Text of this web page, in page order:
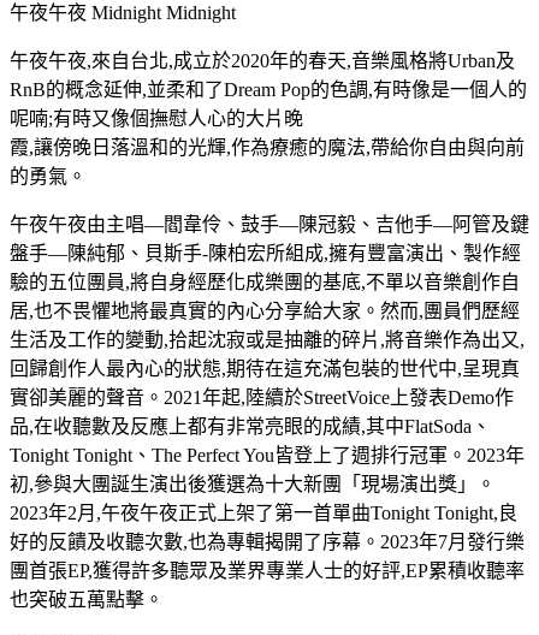
午夜午夜 Midnight Midnight
午夜午夜,來自台北,成立於2020年的春天,音樂風格將Urban及
RnB的概念延伸,並柔和了Dream Pop的色調,有時像是一個人的
呢喃;有時又像個撫慰人心的大片晚
霞,讓傍晚日落溫和的光輝,作為療癒的魔法,帶給你自由與向前
的勇氣。
午夜午夜由主唱—閻韋伶、鼓手—陳冠毅、吉他手—阿管及鍵
盤手—陳純郁、貝斯手-陳柏宏所組成,擁有豐富演出、製作經
驗的五位團員,將自身經歷化成樂團的基底,不單以音樂創作自
居,也不畏懼地將最真實的內心分享給大家。然而,團員們歷經
生活及工作的變動,拾起沈寂或是抽離的碎片,將音樂作為出又,
回歸創作人最內心的狀態,期待在這充滿包裝的世代中,呈現真
實卻美麗的聲音。2021年起,陸續於StreetVoice上發表Demo作
品,在收聽數及反應上都有非常亮眼的成績,其中FlatSoda、
Tonight Tonight、The Perfect You皆登上了週排行冠軍。2023年
初,參與大團誕生演出後獲選為十大新團「現場演出獎」。
2023年2月,午夜午夜正式上架了第一首單曲Tonight Tonight,良
好的反饋及收聽次數,也為專輯揭開了序幕。2023年7月發行樂
團首張EP,獲得許多聽眾及業界專業人士的好評,EP累積收聽率
也突破五萬點擊。